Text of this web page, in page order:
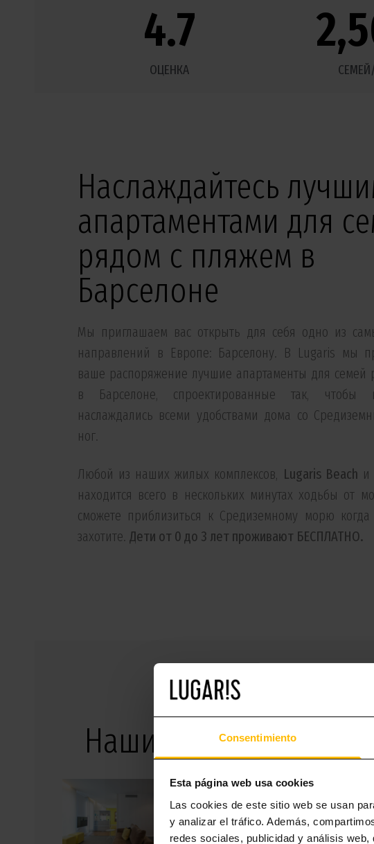
Consentimiento
Esta página web usa cookies
Las cookies de este sitio web se usan
y analizar el tráfico. Además,
redes sociales, publicidad y análisis
4.7
ОЦЕНКА
Наслаждайтесь
апартаментами для
рядом с пляжем в
Барселоне
Мы приглашаем вас открыть для себя одно из
направлений в Европе: Барселону. В Lugaris мы
ваше распоряжение лучшие апартаменты для семей
в Барселоне, спроектированные так, чтобы
наслаждались всеми удобствами дома со
ног.
Любой из наших жилых комплексов, Lugaris Beach и
находится всего в нескольких минутах ходьбы от
сможете приблизиться к Средиземному морю когда
захотите. Дети от 0 до 3 лет проживают БЕСПЛАТНО.
Наши апартаменты